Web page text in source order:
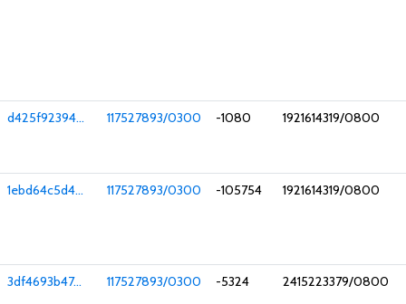
d425f92394... 117527893/0300 -1080 1921614319/0800
1ebd64c5d4... 117527893/0300 -105754 1921614319/0800
3df4693b47... 117527893/0300 -5324 2415223379/0800